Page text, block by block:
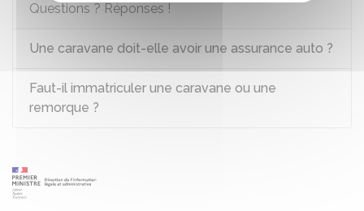
Questions ? Réponses !
Une caravane doit-elle avoir une assurance auto ?
Faut-il immatriculer une caravane ou une
remorque ?